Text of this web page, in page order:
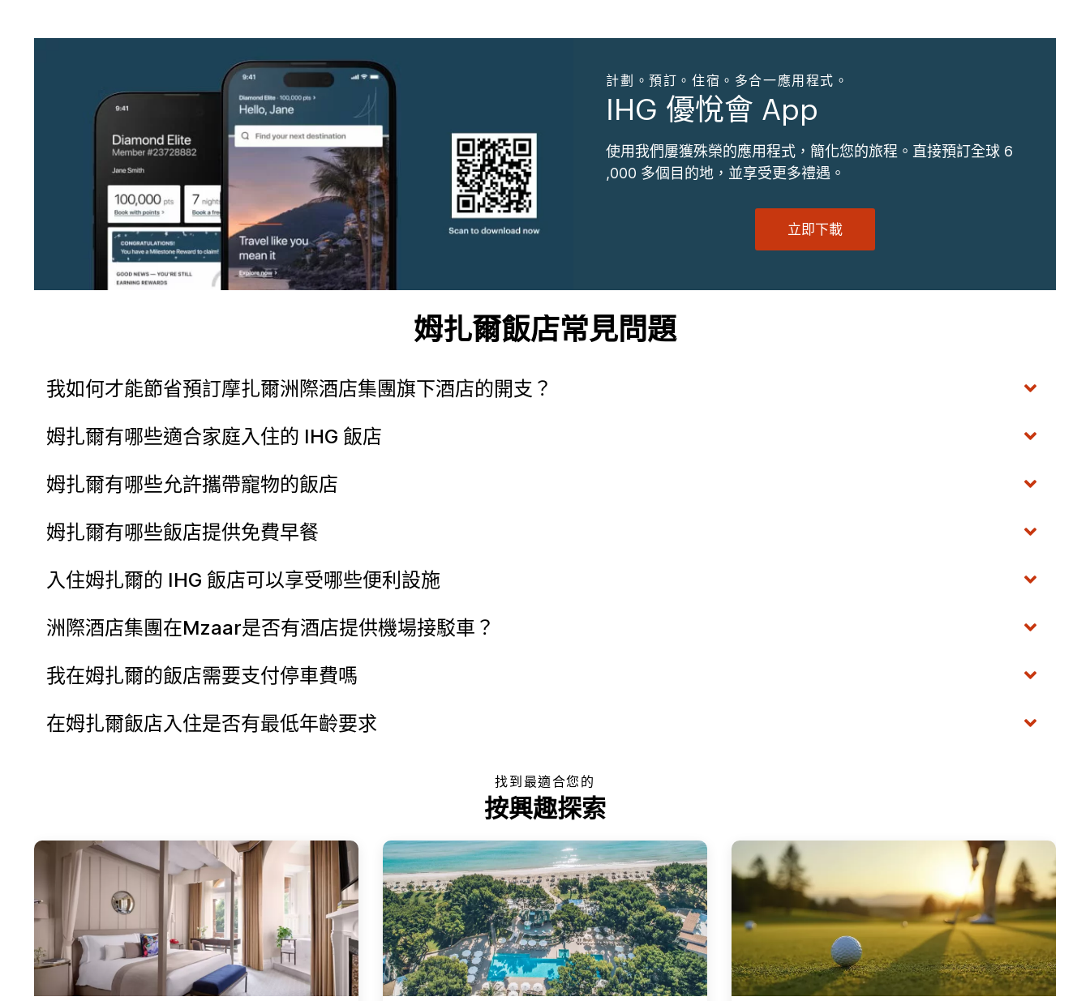
計劃。預訂。住宿。多合一應用程式。
IHG 優悅會 App
使用我們屢獲殊榮的應用程式，簡化您的旅程。直接預訂全球 6
,000 多個目的地，並享受更多禮遇。
立即下載
姆扎爾飯店常見問題
我如何才能節省預訂摩扎爾洲際酒店集團旗下酒店的開支？
姆扎爾有哪些適合家庭入住的 IHG 飯店
姆扎爾有哪些允許攜帶寵物的飯店
姆扎爾有哪些飯店提供免費早餐
入住姆扎爾的 IHG 飯店可以享受哪些便利設施
洲際酒店集團在Mzaar是否有酒店提供機場接駁車？
我在姆扎爾的飯店需要支付停車費嗎
在姆扎爾飯店入住是否有最低年齡要求
找到最適合您的
按興趣探索